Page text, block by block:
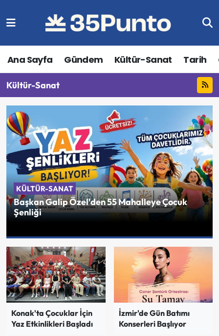
Ana Sayfa Gündem Kültür-Sanat Tarih
Kültür-Sanat
KÜLTÜR-SANAT
Başkan Galip Özel'den 55 Mahalleye Çocuk
Şenliği
Konak'ta Çocuklar İçin
Yaz Etkinlikleri Başladı
İzmir'de Gün Batımı
Konserleri Başlıyor